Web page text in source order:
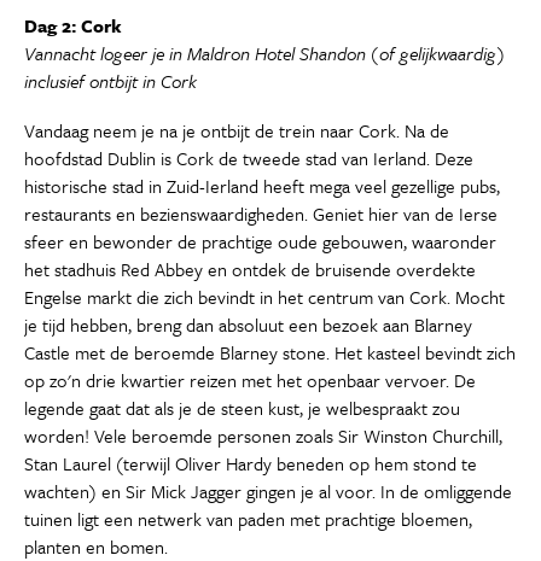
Dag 2: Cork
Vannacht logeer je in Maldron Hotel Shandon (of gelijkwaardig)
inclusief ontbijt in Cork
Vandaag neem je na je ontbijt de trein naar Cork. Na de
hoofdstad Dublin is Cork de tweede stad van Ierland. Deze
historische stad in Zuid-Ierland heeft mega veel gezellige pubs,
restaurants en bezienswaardigheden. Geniet hier van de Ierse
sfeer en bewonder de prachtige oude gebouwen, waaronder
het stadhuis Red Abbey en ontdek de bruisende overdekte
Engelse markt die zich bevindt in het centrum van Cork. Mocht
je tijd hebben, breng dan absoluut een bezoek aan Blarney
Castle met de beroemde Blarney stone. Het kasteel bevindt zich
op zo'n drie kwartier reizen met het openbaar vervoer. De
legende gaat dat als je de steen kust, je welbespraakt zou
worden! Vele beroemde personen zoals Sir Winston Churchill,
Stan Laurel (terwijl Oliver Hardy beneden op hem stond te
wachten) en Sir Mick Jagger gingen je al voor. In de omliggende
tuinen ligt een netwerk van paden met prachtige bloemen,
planten en bomen.